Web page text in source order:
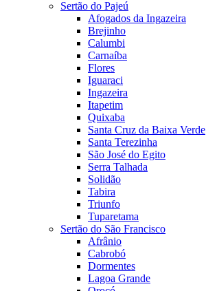
Sertão do Pajeú
Afogados da Ingazeira
Brejinho
Calumbi
Carnaíba
Flores
Iguaraci
Ingazeira
Itapetim
Quixaba
Santa Cruz da Baixa Verde
Santa Terezinha
São José do Egito
Serra Talhada
Solidão
Tabira
Triunfo
Tuparetama
Sertão do São Francisco
Afrânio
Cabrobó
Dormentes
Lagoa Grande